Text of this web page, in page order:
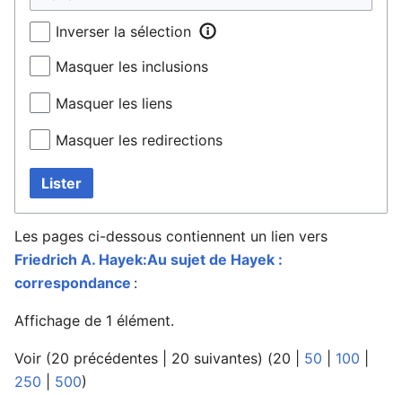
Inverser la sélection
Masquer les inclusions
Masquer les liens
Masquer les redirections
Lister
Les pages ci-dessous contiennent un lien vers
Friedrich A. Hayek:Au sujet de Hayek :
correspondance :
Affichage de 1 élément.
Voir (20 précédentes 20 suivantes) (20 50 100
250
500)